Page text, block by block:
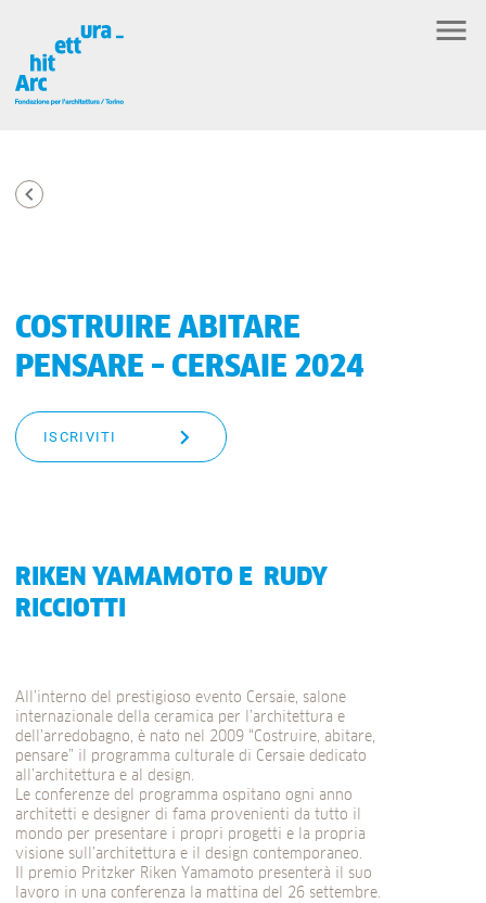
COSTRUIRE ABITARE
PENSARE – CERSAIE 2024
ISCRIVITI
RIKEN YAMAMOTO E RUDY
RICCIOTTI
All’interno del prestigioso evento Cersaie, salone
internazionale della ceramica per l’architettura e
dell’arredobagno, è nato nel 2009 “Costruire, abitare,
pensare” il programma culturale di Cersaie dedicato
all’architettura e al design.
Le conferenze del programma ospitano ogni anno
architetti e designer di fama provenienti da tutto il
mondo per presentare i propri progetti e la propria
visione sull’architettura e il design contemporaneo.
Il premio Pritzker Riken Yamamoto presenterà il suo
lavoro in una conferenza la mattina del 26 settembre.